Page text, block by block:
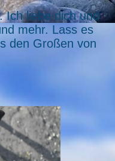
Ich liebe dich und
mehr. Lass es
den Großen von